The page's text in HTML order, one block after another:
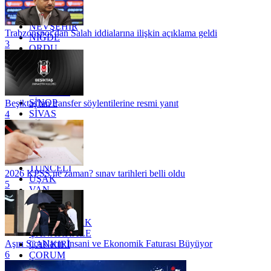
MUĞLA
MUŞ
NEVŞEHİR
NİĞDE
ORDU
OSMANİYE
RİZE
SAKARYA
SİNOP
SİVAS
SİİRT
TEKİRDAĞ
TOKAT
TRABZON
TUNCELİ
UŞAK
VAN
YALOVA
YOZGAT
ZONGULDAK
ÇANAKKALE
ÇANKIRI
ÇORUM
İSTANBUL
Trabzonspor'dan Salah iddialarına ilişkin açıklama geldi
3
Beşiktaş'tan transfer söylentilerine resmi yanıt
4
2026 KPSS ne zaman? sınav tarihleri belli oldu
5
Aşırı Sıcakların İnsani ve Ekonomik Faturası Büyüyor
6